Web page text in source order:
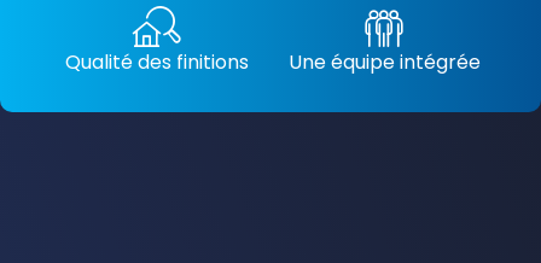
Qualité des finitions Une équipe intégrée